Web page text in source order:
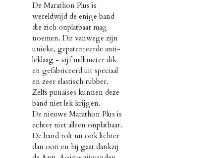
De Marathon Plus is
wereldwijd de enige band
die zich onplatbaar mag
noemen. Dit vanwege zijn
unieke, gepatenteerde anti-
leklaag - vijf millimeter dik
en gefabriceerd uit speciaal
en zeer elastisch rubber.
Zelfs punaises kunnen deze
band niet lek krijgen.
De nieuwe Marathon Plus is
echter niet alleen onplatbaar.
De band rolt nu ook lichter
dan ooit en hij gaat dankzij